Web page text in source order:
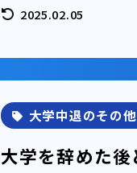
2025.02.05
大学中退のその
大学を辞めた